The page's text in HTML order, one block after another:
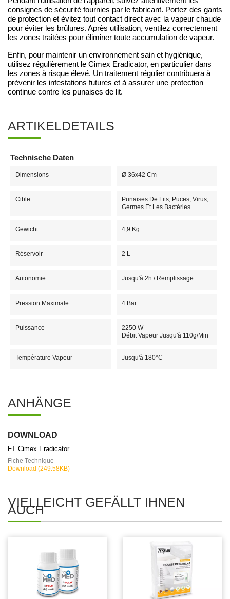
consignes de sécurité fournies par le fabricant. Portez des gants
de protection et évitez tout contact direct avec la vapeur chaude
pour éviter les brûlures. Après utilisation, ventilez correctement
les zones traitées pour éliminer toute accumulation de vapeur.
Enfin, pour maintenir un environnement sain et hygiénique,
utilisez régulièrement le Cimex Eradicator, en particulier dans
les zones à risque élevé. Un traitement régulier contribuera à
prévenir les infestations futures et à assurer une protection
continue contre les punaises de lit.
ARTIKELDETAILS
Technische Daten
Dimensions Ø 36x42 Cm
Cible
Punaises De Lits, Puces, Virus,
Germes Et Les Bactéries.
Gewicht 4,9 Kg
Réservoir 2 L
Autonomie Jusqu'à 2h / Remplissage
Pression Maximale 4 Bar
Puissance
2250 W
Débit Vapeur Jusqu'à 110g/min
Température Vapeur Jusqu'à 180°C
ANHÄNGE
DOWNLOAD
FT Cimex Eradicator
Fiche Technique
Download (249.58KB)
VIELLEICHT GEFÄLLT IHNEN
AUCH